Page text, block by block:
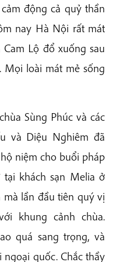
động cả quỷ thần
nay Hà Nội rất mát
Lộ đổ xuống sau
Mọi loài mát mẻ sống
Sùng Phúc và các
và Diệu Nghiêm đã
niệm cho buổi pháp
khách sạn Melia ở
lần đầu tiên quý vị
khung cảnh chùa.
quá sang trọng, và
quốc. Chắc thầy